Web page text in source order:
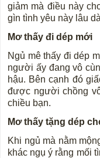
giảm mà điều này
gìn tình yêu này lâu
Mơ thấy đi dép mới
Ngủ mê thấy đi dép
người ấy đang vô
hậu. Bên cạnh đó
được người chồng
chiều bạn.
Mơ thấy tặng dép
Khi ngủ mà nằm
khác ngụ ý rằng mối